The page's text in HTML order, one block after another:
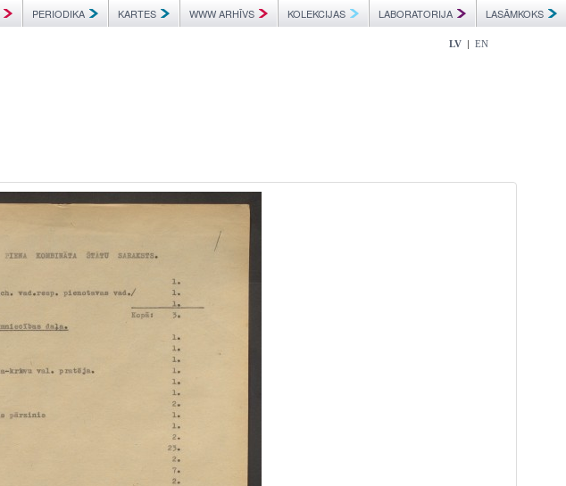
PERIODIKA KARTES WWW ARHĪVS KOLEKCIJAS LABORATORIJA LASĀMKOKS
LV | EN